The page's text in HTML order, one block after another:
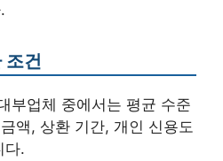
조건
부업체 중에서는 평균 수준
액, 상환 기간, 개인 신용도
다.